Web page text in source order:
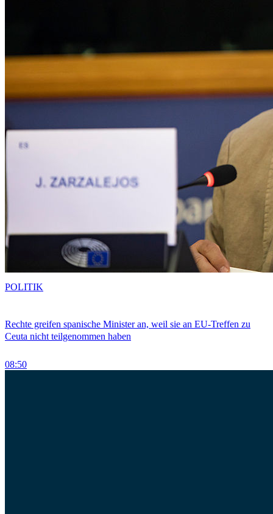
Rechte greifen spanische Minister an, weil sie an EU-Treffen zu
Ceuta nicht teilgenommen haben
08:50
POLITIK